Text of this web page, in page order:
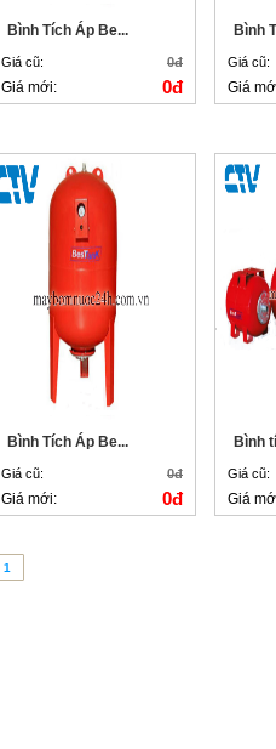
Bình Tích Áp Be...
Giá cũ: 0đ
Giá mới: 0đ
Bình
Giá cũ:
Giá
Bình Tích Áp Be...
Giá cũ: 0đ
Giá mới: 0đ
Bình
Giá cũ:
Giá
1